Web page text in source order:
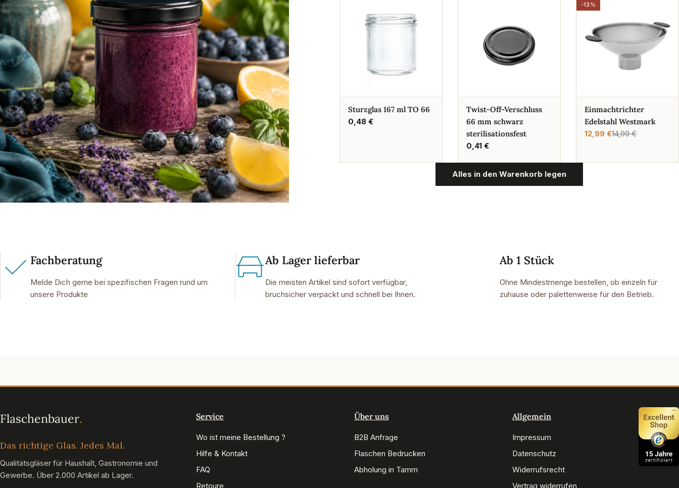
Sturzglas 167 ml TO 66
Regulärer
0,48 €
Twist-Off-Verschluss
66 mm schwarz
sterilisationsfest
Regulärer
0,41 €
-13%
Einmachtrichter
Edelstahl Westmark
Verkaufspreis
12,99 €
Regulärer14,99 €
Alles in den Warenkorb legen
Fachberatung
Melde Dich gerne bei spezifischen Fragen rund um
unsere Produkte
Ab Lager lieferbar
Die meisten Artikel sind sofort verfügbar,
bruchsicher verpackt und schnell bei Ihnen.
Ab 1 Stück
Ohne Mindestmenge bestellen, ob einzeln für
zuhause oder palettenweise für den Betrieb.
Das richtige Glas. Jedes Mal.
Qualitätsgläser für Haushalt, Gastronomie und
Gewerbe. Über 2.000 Artikel ab Lager.
Service
Wo ist meine Bestellung ?
Hilfe & Kontakt
FAQ
Retoure
Über uns
B2B Anfrage
Flaschen Bedrucken
Abholung in Tamm
Allgemein
Impressum
Datenschutz
Widerrufsrecht
Vertrag widerrufen